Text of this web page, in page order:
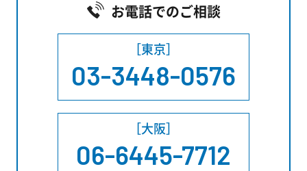
お電話でのご相談
［東京］
03-3448-0576
［大阪］
06-6445-7712